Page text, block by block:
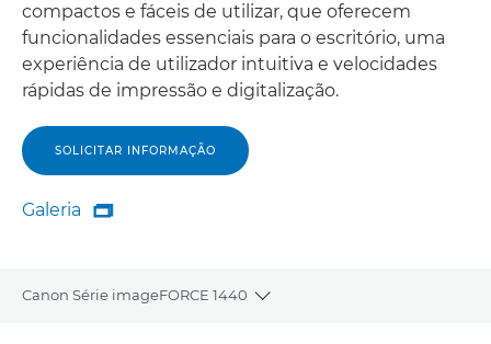
compactos e fáceis de utilizar, que oferecem
funcionalidades essenciais para o escritório, uma
experiência de utilizador intuitiva e velocidades
rápidas de impressão e digitalização.
SOLICITAR INFORMAÇÃO
Galeria
Galeria

Canon Série imageFORCE 1440
Toggle breadcrumbs